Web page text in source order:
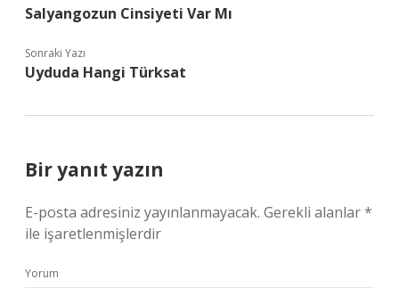
Salyangozun Cinsiyeti Var Mı
Sonraki Yazı
Uyduda Hangi Türksat
Bir yanıt yazın
E-posta adresiniz yayınlanmayacak. Gerekli alanlar*
ile işaretlenmişlerdir
Yorum